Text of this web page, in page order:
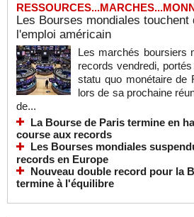
Les Bourses mondiales
l'emploi américain
Les marchés boursiers
records vendredi,
statu quo monétaire de
lors de sa prochaine
de...
La Bourse de Paris termine en
course aux records
Les Bourses mondiales
records en Europe
Nouveau double record pour la
termine à l'équilibre